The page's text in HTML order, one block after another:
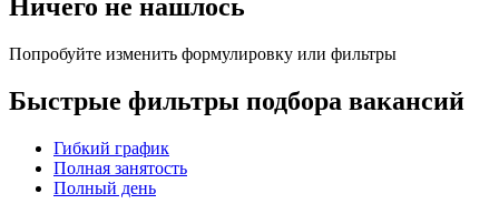
Ничего не нашлось
Попробуйте изменить формулировку или фильтры
Быстрые фильтры подбора вакансий
Гибкий график
Полная занятость
Полный день